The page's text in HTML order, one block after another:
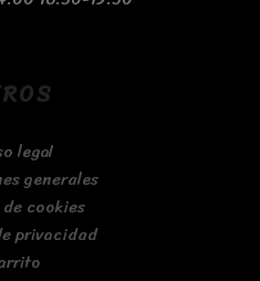
legal
generales
cookies
privacidad